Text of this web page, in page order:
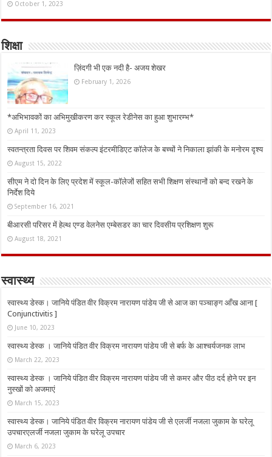
October 1, 2023
शिक्षा
ज़िंदगी भी एक नदी है- अजय शेखर
February 1, 2026
*अभिभावकों का अभिमुखीकरण कर स्कूल रेडीनेस का हुआ शुभारम्भ*
April 11, 2023
स्वतन्त्रता दिवस पर शिवम संकल्प इंटरमीडिएट कॉलेज के बच्चों ने निकाला झांकी के मनोरम दृश्य
August 15, 2022
सीएम ने दो दिन के लिए प्रदेश में स्कूल-कॉलेजों सहित सभी शिक्षण संस्थानों को बन्द रखने के
निर्देश दिये
September 16, 2021
बीआरसी परिसर में हेल्थ एण्ड वेलनेस एम्बेसडर का चार दिवसीय प्रशिक्षण शुरू
August 18, 2021
स्वास्थ्य
स्वास्थ्य डेस्क। जानिये पंडित वीर विक्रम नारायण पांडेय जी से आज का पञ्चाङ्ग आँख आना [
Conjunctivitis ]
June 10, 2023
स्वास्थ्य डेस्क । जानिये पंडित वीर विक्रम नारायण पांडेय जी से बर्फ के आश्चर्यजनक लाभ
March 22, 2023
स्वास्थ्य डेस्क । जानिये पंडित वीर विक्रम नारायण पांडेय जी से कमर और पीठ दर्द होने पर इन
नुस्‍खों को अजमाएं
March 15, 2023
स्वास्थ्य डेस्क। जानिये पंडित वीर विक्रम नारायण पांडेय जी से एलर्जी नजला जुकाम के घरेलू
उपचारएलर्जी नजला जुकाम के घरेलू उपचार
March 6, 2023